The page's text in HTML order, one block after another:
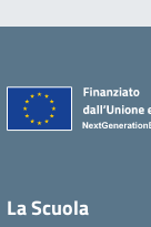
La Scuola